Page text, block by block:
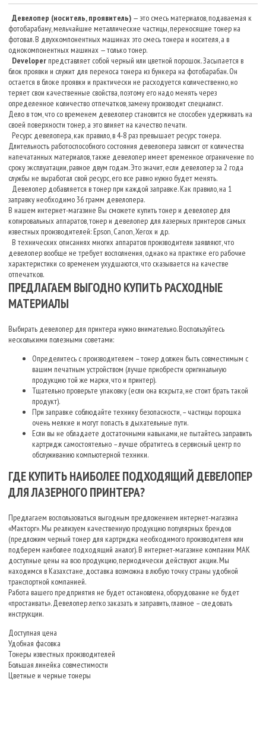
Девелопер (носитель, проявитель) — это смесь материалов, подаваемая к
фотобарабану, мельчайшие металлические частицы, переносящие тонер на
фотовал. В двухкомпонентных машинах это смесь тонера и носителя, а в
однокомпонентных машинах — только тонер.
Developer представляет собой черный или цветной порошок. Засыпается в
блок проявки и служит для переноса тонера из бункера на фотобарабан. Он
остается в блоке проявки и практически не расходуется количественно, но
теряет свои качественные свойства, поэтому его надо менять через
определенное количество отпечатков, замену производит специалист.
Дело в том, что со временем девелопер становится не способен удерживать на
своей поверхности тонер, а это влияет на качество печати.
Ресурс девелопера, как правило, в 4-8 раз превышает ресурс тонера.
Длительность работоспособного состояния девелопера зависит от количества
напечатанных материалов, также девелопер имеет временное ограничение по
сроку эксплуатации, равное двум годам. Это значит, если девелопер за 2 года
службы не выработал свой ресурс, его все равно нужно будет менять.
Девелопер добавляется в тонер при каждой заправке. Как правило, на 1
заправку необходимо 36 грамм девелопера.
В нашем интернет-магазине Вы сможете купить тонер и девелопер для
копировальных аппаратов, тонер и девелопер для лазерных принтеров самых
известных производителей: Epson, Canon, Xerox и др.
В технических описаниях многих аппаратов производители заявляют, что
девелопер вообще не требует восполнения, однако на практике его рабочие
характеристики со временем ухудшаются, что сказывается на качестве
отпечатков.
ПРЕДЛАГАЕМ ВЫГОДНО КУПИТЬ РАСХОДНЫЕ
МАТЕРИАЛЫ
Выбирать девелопер для принтера нужно внимательно. Воспользуйтесь
несколькими полезными советами:
Определитесь с производителем – тонер должен быть совместимым с
вашим печатным устройством (лучше приобрести оригинальную
продукцию той же марки, что и принтер).
Тщательно проверьте упаковку (если она вскрыта, не стоит брать такой
продукт).
При заправке соблюдайте технику безопасности, – частицы порошка
очень мелкие и могут попасть в дыхательные пути.
Если вы не обладаете достаточными навыками, не пытайтесь заправить
картридж самостоятельно – лучше обратитесь в сервисный центр по
обслуживанию компьютерной техники.
ГДЕ КУПИТЬ НАИБОЛЕЕ ПОДХОДЯЩИЙ ДЕВЕЛОПЕР
ДЛЯ ЛАЗЕРНОГО ПРИНТЕРА?
Предлагаем воспользоваться выгодным предложением интернет-магазина
«Макторг». Мы реализуем качественную продукцию популярных брендов
(предложим черный тонер для картриджа необходимого производителя или
подберем наиболее подходящий аналог). В интернет-магазине компании МАК
доступные цены на всю продукцию, периодически действуют акции. Мы
находимся в Казахстане, доставка возможна в любую точку страны удобной
транспортной компанией.
Работа вашего предприятия не будет остановлена, оборудование не будет
«простаивать». Девелопер легко заказать и заправить, главное – следовать
инструкции.
Доступная цена
Удобная фасовка
Тонеры известных производителей
Большая линейка совместимости
Цветные и черные тонеры